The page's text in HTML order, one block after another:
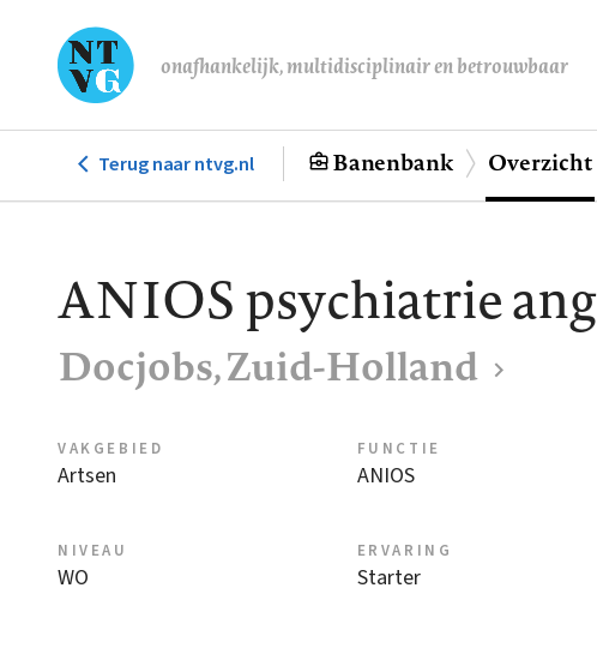
de
onafhankelijk, multidisciplinair en betrouwbaar
Hoofdnavigatie
Terug naar ntvg.nl Banenbank Overzicht
ANIOS psychiatrie
Docjobs, Zuid-Holland
VAKGEBIED
Artsen
FUNCTIE
ANIOS
NIVEAU
WO
ERVARING
Starter